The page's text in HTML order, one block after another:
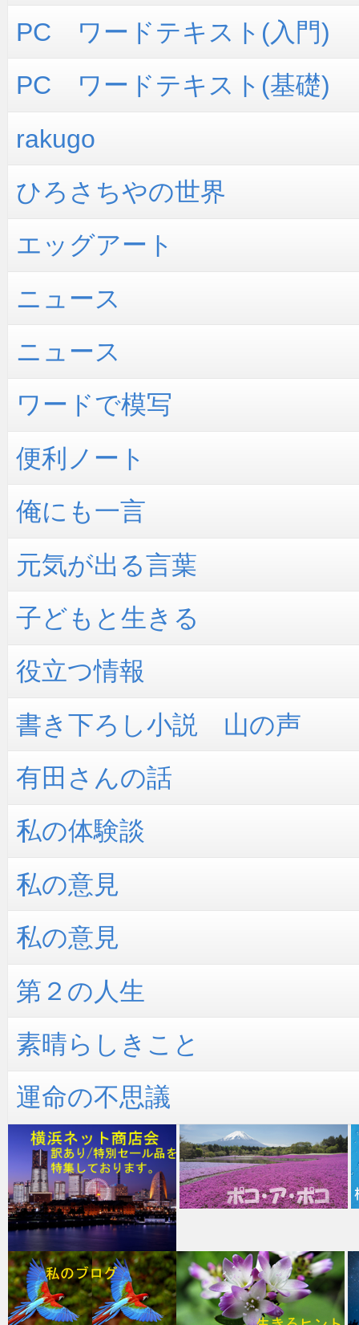
PC ワードテキスト(入門)
PC ワードテキスト(基礎)
rakugo
ひろさちやの世界
エッグアート
ニュース
ニュース
ワードで模写
便利ノート
俺にも一言
元気が出る言葉
子どもと生きる
役立つ情報
書き下ろし小説 山の声
有田さんの話
私の体験談
私の意見
私の意見
第２の人生
素晴らしきこと
運命の不思議